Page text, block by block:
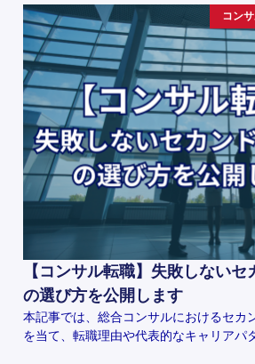
コン
【コンサル転職】失敗しないセ
の選び方を公開します
本記事では、総合コンサルにおけるセカ
を当て、転職理由や代表的なキャリアパ